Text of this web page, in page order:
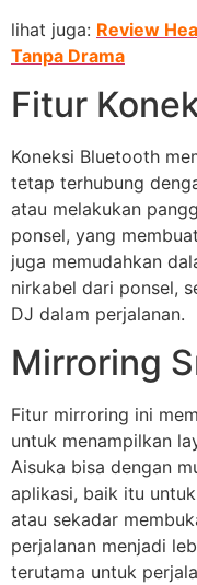
lihat juga: Review
Tanpa Drama
Fitur
Koneksi Bluetooth
tetap terhubung
atau melakukan
ponsel, yang
juga memudahkan
nirkabel dari ponsel,
DJ dalam perjalanan.
Mirroring
Fitur mirroring ini
untuk menampilkan
Aisuka bisa dengan
aplikasi, baik itu
atau sekadar
perjalanan menjadi
terutama untuk